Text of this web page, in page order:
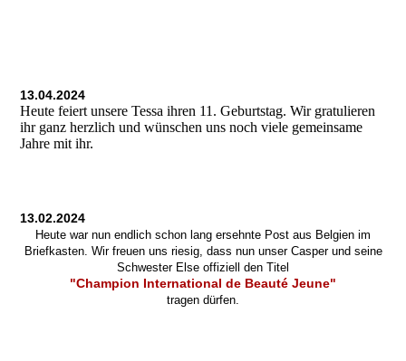
13.04.2024
Heute feiert unsere Tessa ihren 11. Geburtstag. Wir gratulieren
ihr ganz herzlich und wünschen uns noch viele gemeinsame
Jahre mit ihr.
13.02.2024
Heute war nun endlich schon lang ersehnte Post aus Belgien im
Briefkasten. Wir freuen uns riesig, dass nun unser Casper und seine
Schwester Else offiziell den Titel
"Champion International de Beauté Jeune"
tragen dürfen.